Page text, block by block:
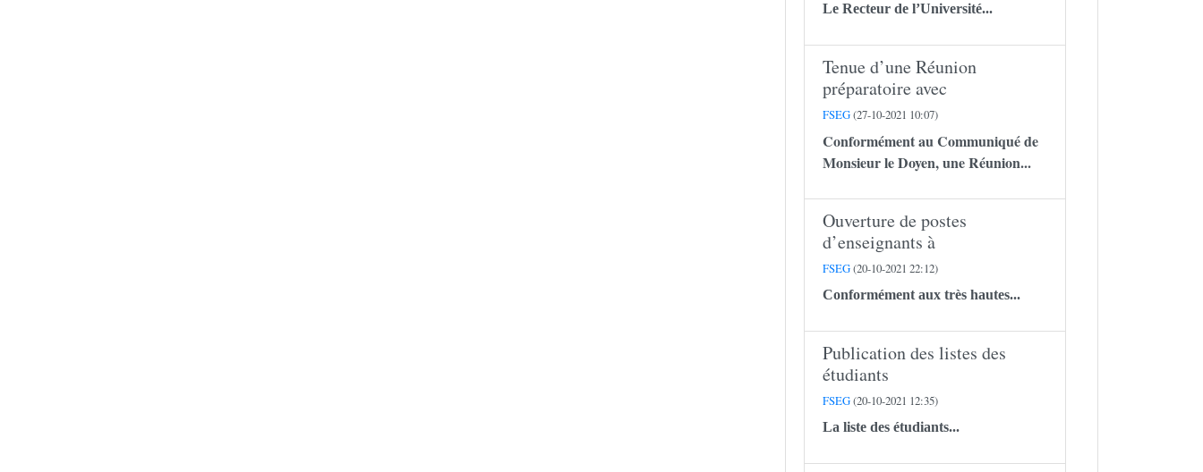
Le Recteur de l’Université...
Tenue d’une Réunion
préparatoire avec
FSEG(27-10-2021 10:07)
Conformément au Communiqué de
Monsieur le Doyen, une Réunion...
Ouverture de postes
d’enseignants à
FSEG(20-10-2021 22:12)
Conformément aux très hautes...
Publication des listes des
étudiants
FSEG(20-10-2021 12:35)
La liste des étudiants...